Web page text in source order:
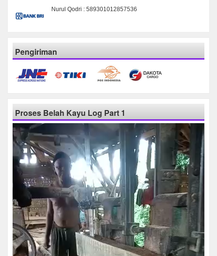
Nurul Qodri : 589301012857536
Pengiriman
Proses Belah Kayu Log Part 1
Pemutar
Video